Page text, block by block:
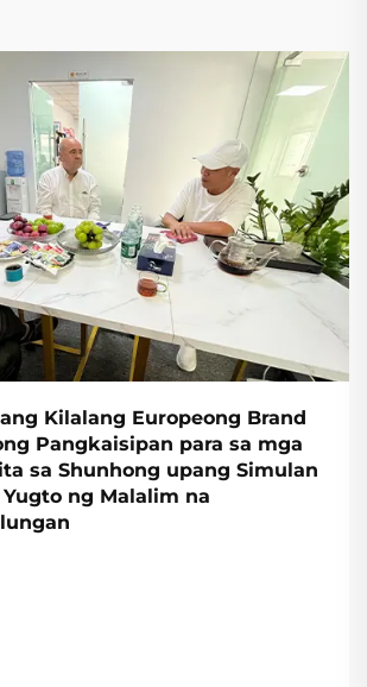
Kilalang Europeong Brand
Pangkaisipan para sa mga
sa Shunhong upang Simulan
ng Malalim na